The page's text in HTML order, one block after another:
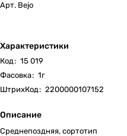
Арт. Bejo
Характеристики
Код: 15 019
Фасовка: 1г
ШтрихКод: 2200000107152
Описание
Среднепоздняя, сортотип